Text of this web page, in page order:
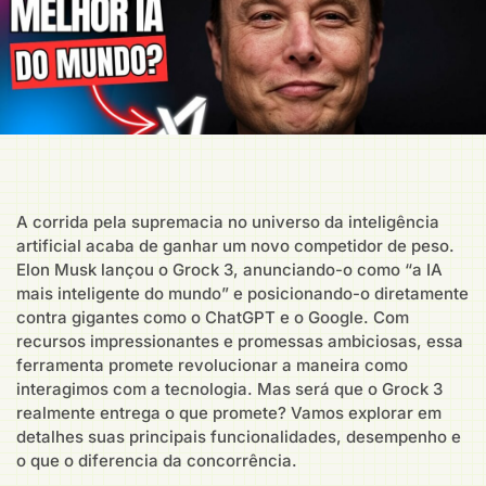
A corrida pela supremacia no universo da inteligência
artificial acaba de ganhar um novo competidor de peso.
Elon Musk lançou o Grock 3, anunciando-o como “a IA
mais inteligente do mundo” e posicionando-o diretamente
contra gigantes como o ChatGPT e o Google. Com
recursos impressionantes e promessas ambiciosas, essa
ferramenta promete revolucionar a maneira como
interagimos com a tecnologia. Mas será que o Grock 3
realmente entrega o que promete? Vamos explorar em
detalhes suas principais funcionalidades, desempenho e
o que o diferencia da concorrência.